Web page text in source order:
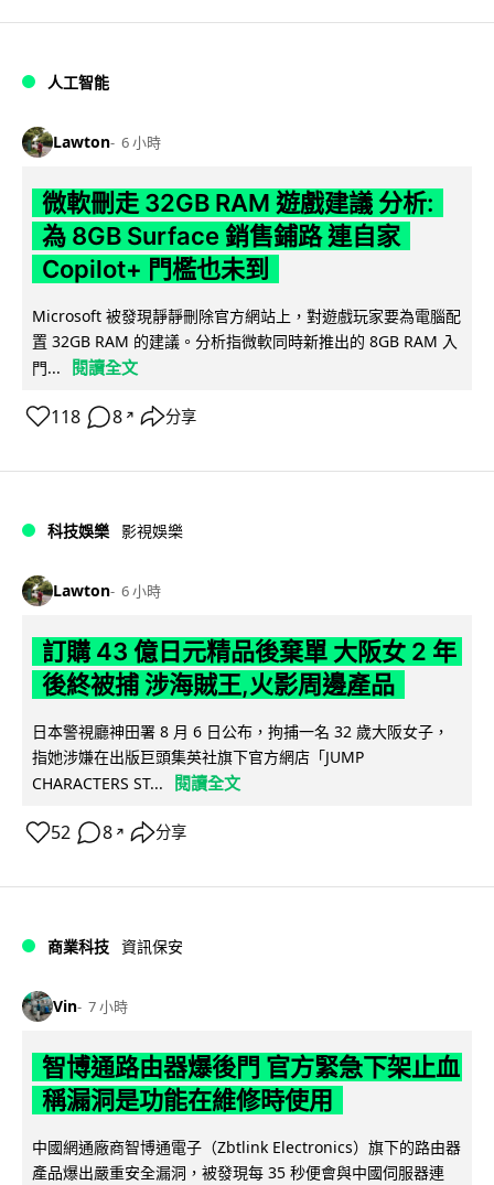
人工智能
Lawton 6 小時
微軟刪走 32GB RAM 遊戲建議 分析:
為 8GB Surface 銷售鋪路 連自家
Copilot+ 門檻也未到
Microsoft 被發現靜靜刪除官方網站上，對遊戲玩家要為電腦配
置 32GB RAM 的建議。分析指微軟同時新推出的 8GB RAM 入
門...
閱讀全文
118 8 ↗ 分享
科技娛樂 影視娛樂
Lawton 6 小時
訂購 43 億日元精品後棄單 大阪女 2 年
後終被捕 涉海賊王,火影周邊產品
日本警視廳神田署 8 月 6 日公布，拘捕一名 32 歲大阪女子，
指她涉嫌在出版巨頭集英社旗下官方網店「JUMP
CHARACTERS ST...
閱讀全文
52 8 ↗ 分享
商業科技 資訊保安
Vin 7 小時
智博通路由器爆後門 官方緊急下架止血
稱漏洞是功能在維修時使用
中國網通廠商智博通電子（Zbtlink Electronics）旗下的路由器
產品爆出嚴重安全漏洞，被發現每 35 秒便會與中國伺服器連